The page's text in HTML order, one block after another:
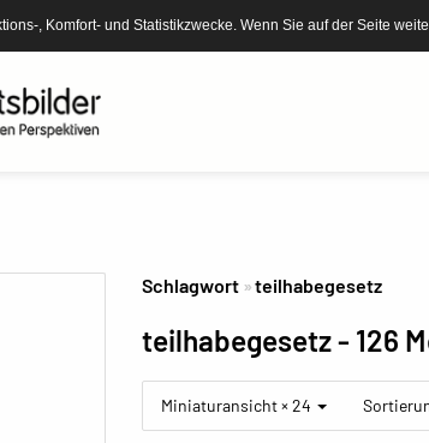
, Komfort- und Statistikzwecke. Wenn Sie auf der Seite
Schlagwort teilhabegesetz
teilhabegesetz- 126
Miniaturansicht × 24